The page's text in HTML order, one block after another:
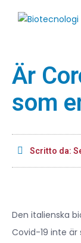
Är
som
Scritto da:
Den italienska
Covid-19 inte